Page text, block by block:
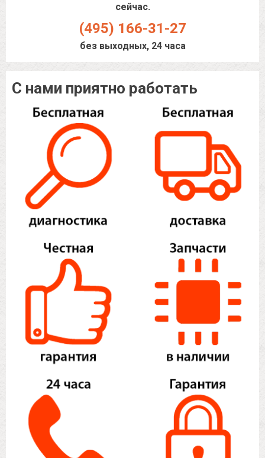
сейчас.
(495) 166-31-27
без выходных, 24 часа
С нами приятно работать